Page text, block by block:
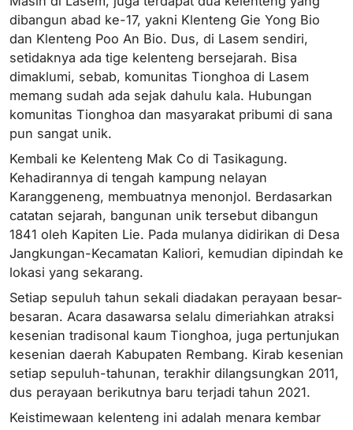
dibangun abad ke-17, yakni Klenteng Gie Yong Bio
dan Klenteng Poo An Bio. Dus, di Lasem sendiri,
setidaknya ada tige kelenteng bersejarah. Bisa
dimaklumi, sebab, komunitas Tionghoa di Lasem
memang sudah ada sejak dahulu kala. Hubungan
komunitas Tionghoa dan masyarakat pribumi di sana
pun sangat unik.
Kembali ke Kelenteng Mak Co di Tasikagung.
Kehadirannya di tengah kampung nelayan
Karanggeneng, membuatnya menonjol. Berdasarkan
catatan sejarah, bangunan unik tersebut dibangun
1841 oleh Kapiten Lie. Pada mulanya didirikan di Desa
Jangkungan-Kecamatan Kaliori, kemudian dipindah ke
lokasi yang sekarang.
Setiap sepuluh tahun sekali diadakan perayaan besar-
besaran. Acara dasawarsa selalu dimeriahkan atraksi
kesenian tradisonal kaum Tionghoa, juga pertunjukan
kesenian daerah Kabupaten Rembang. Kirab kesenian
setiap sepuluh-tahunan, terakhir dilangsungkan 2011,
dus perayaan berikutnya baru terjadi tahun 2021.
Keistimewaan kelenteng ini adalah menara kembar